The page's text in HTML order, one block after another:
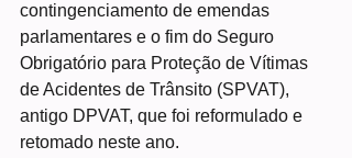
contingenciamento de emendas
parlamentares e o fim do Seguro
Obrigatório para Proteção de Vítimas
de Acidentes de Trânsito (SPVAT),
antigo DPVAT, que foi reformulado e
retomado neste ano.